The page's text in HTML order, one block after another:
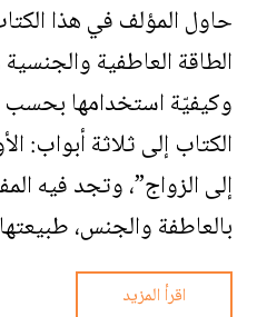
حاول المؤلف في هذا
الطاقة العاطفية
وكيفيّة استخدامها بحسب
الكتاب إلى ثلاثة أبواب:
إلى الزواج”، وتجد فيه
بالعاطفة والجنس،
اقرأ المزيد